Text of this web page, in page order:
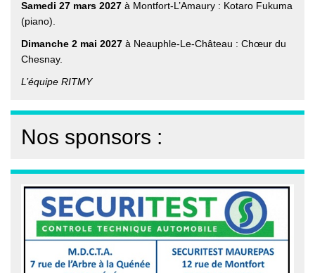
Samedi 27 mars 2027 à Montfort-L’Amaury : Kotaro Fukuma
(piano).
Dimanche 2 mai 2027 à Neauphle-Le-Château : Chœur du
Chesnay.
L’équipe RITMY
Nos sponsors :